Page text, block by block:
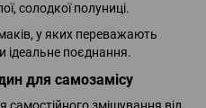
солодкої полуниці.
у яких переважають
ідеальне поєднання.
для самозамісу
змішування від